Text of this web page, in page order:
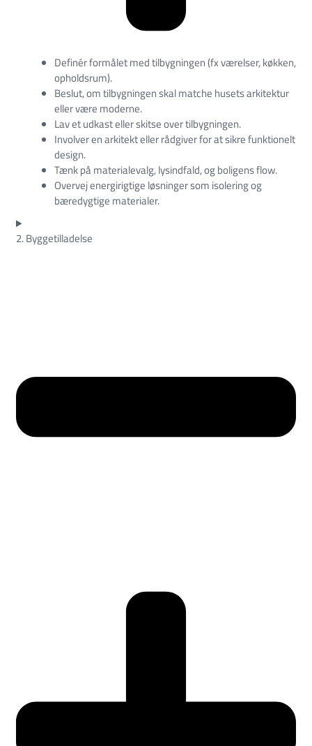
Definér formålet med tilbygningen (fx værelser, køkken,
opholdsrum).
Beslut, om tilbygningen skal matche husets arkitektur
eller være moderne.
Lav et udkast eller skitse over tilbygningen.
Involver en arkitekt eller rådgiver for at sikre funktionelt
design.
Tænk på materialevalg, lysindfald, og boligens flow.
Overvej energirigtige løsninger som isolering og
bæredygtige materialer.
2. Byggetilladelse